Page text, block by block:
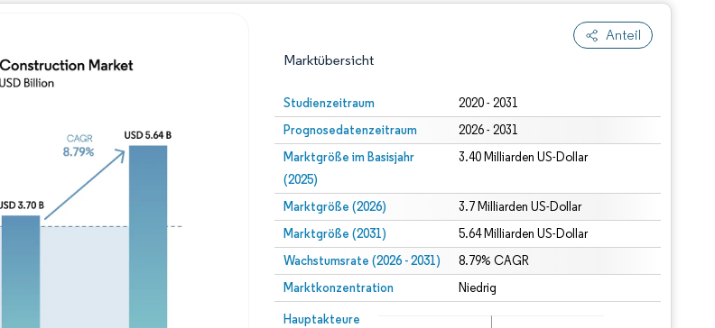
Anteil
Marktübersicht
Studienzeitraum 2020 - 2031
Prognosedatenzeitraum 2026 - 2031
Marktgröße im Basisjahr
(2025)
3.40 Milliarden US-Dollar
Marktgröße (2026) 3.7 Milliarden US-Dollar
Marktgröße (2031) 5.64 Milliarden US-Dollar
Wachstumsrate (2026 - 2031) 8.79% CAGR
Marktkonzentration Niedrig
Hauptakteure
Bild © Mordor Intelligence. Wiederverwendung erfordert Namensnennung gemäß CC BY 4.0.
Bild © Mordor Intelligence. Wiederverwendung erfordert Namensnennung gemäß CC BY 4.0.